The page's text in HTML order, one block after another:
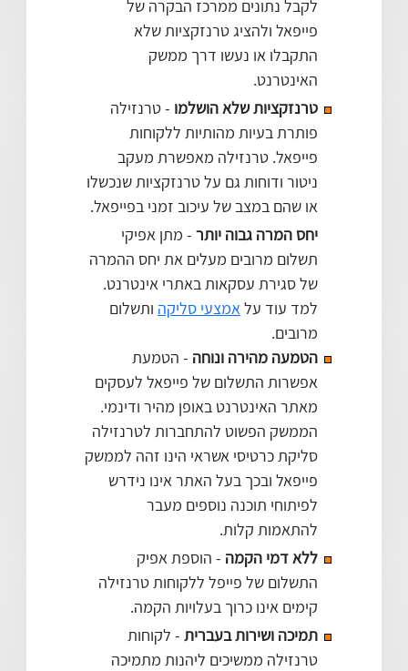
לקבל נתונים ממרכז הבקרה של
פייפאל ולהציג טרנזקציות שלא
התקבלו או נעשו דרך ממשק
האינטרנט.
טרנזקציות שלא הושלמו - טרנזילה
פותרת בעיות מהותיות ללקוחות
פייפאל. טרנזילה מאפשרת מעקב
ניטור ודוחות גם על טרנזקציות שנכשלו
או שהם במצב של עיכוב זמני בפייפאל.
יחס המרה גבוה יותר - מתן אפיקי
תשלום מרובים מעלים את יחס ההמרה
של סגירת עסקאות באתרי אינטרנט.
למד עוד עלאמצעי סליקה ותשלום
מרובים.
הטמעה מהירה ונוחה - הטמעת
אפשרות התשלום של פייפאל לעסקים
מאתר האינטרנט באופן מהיר ודינמי.
הממשק הפשוט להתחברות לטרנזילה
סליקת כרטיסי אשראי הינו זהה לממשק
פייפאל ובכך בעל האתר אינו נידרש
לפיתוחי תוכנה נוספים מעבר
להתאמות קלות.
ללא דמי הקמה - הוספת אפיק
התשלום של פייפל ללקוחות טרנזילה
קימים אינו כרוך בעלויות הקמה.
תמיכה ושירות בעברית - לקוחות
טרנזילה ממשיכים ליהנות מתמיכה